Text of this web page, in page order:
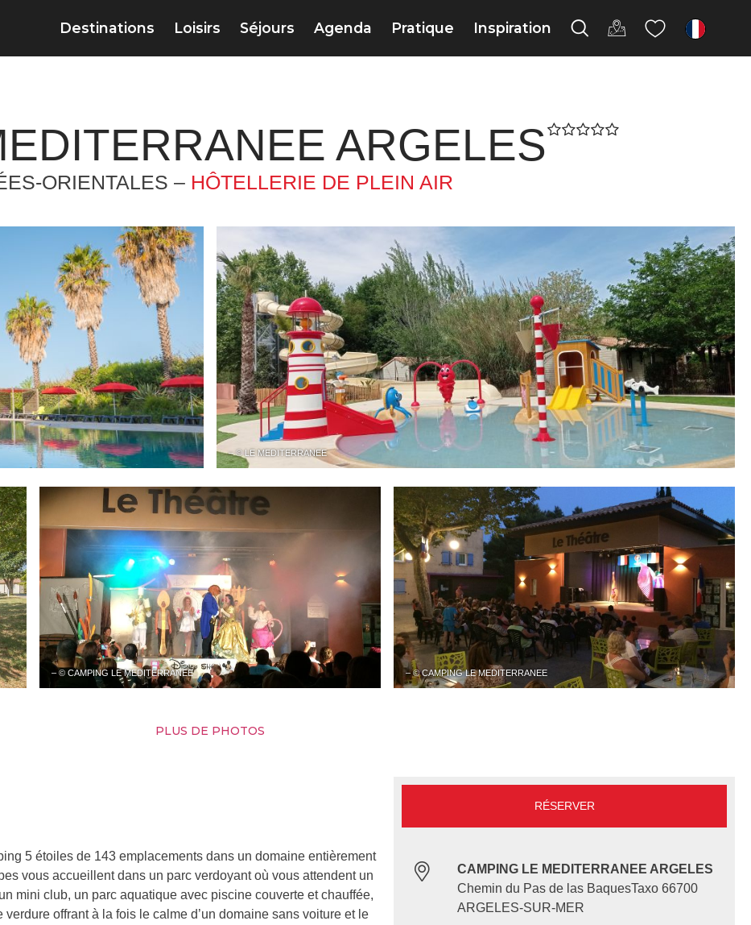
Destinations Loisirs Séjours Agenda Pratique Inspiration fr
ARGELES
ORIENTALES – HÔTELLERIE DE PLEIN AIR
– © LE MEDITERRANEE
– © CAMPING LE MEDITERRANEE – © CAMPING LE MEDITERRANEE
PLUS DE PHOTOS
5 étoiles de 143 emplacements dans un domaine entièrement
vous accueillent dans un parc verdoyant où vous attendent un
mini club, un parc aquatique avec piscine couverte et chauffée,
offrant à la fois le calme d’un domaine sans voiture et le
RÉSERVER
CAMPING LE MEDITERRANEE ARGELES
Chemin du Pas de las BaquesTaxo 66700
ARGELES-SUR-MER